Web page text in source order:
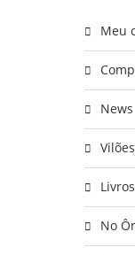
Meu
News
Vilões
No